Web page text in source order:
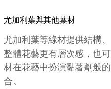
尤加利葉與其他葉材
尤加利葉等綠材提供結構
整體花藝更有層次感，也
材在花藝中扮演黏著劑般
合。